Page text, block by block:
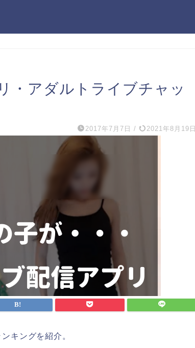
・アダルトライブチャッ
2017年7月7日 / 2021年8月19日
キングを紹介。